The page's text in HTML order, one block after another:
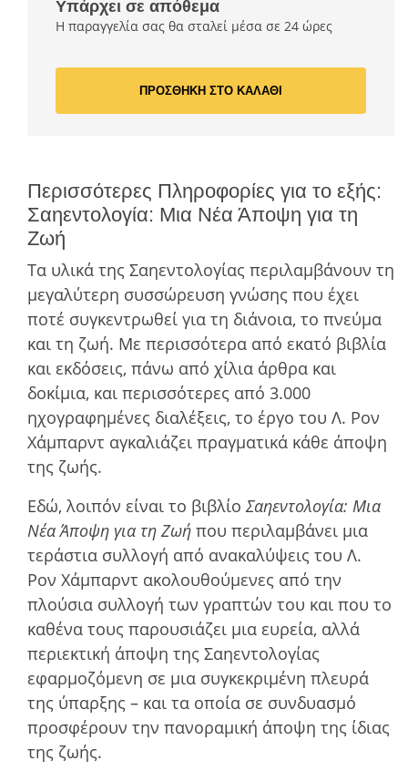
Υπάρχει σε απόθεμα
Η παραγγελία σας θα σταλεί μέσα σε 24 ώρες
ΠΡΟΣΘΗΚΗ ΣΤΟ ΚΑΛΑΘΙ
Περισσότερες Πληροφορίες για το εξής:
Σαηεντολογία: Μια Νέα Άποψη για τη
Ζωή
Τα υλικά της Σαηεντολογίας περιλαµβάνουν τη
µεγαλύτερη συσσώρευση γνώσης που έχει
ποτέ συγκεντρωθεί για τη διάνοια, το πνεύµα
και τη ζωή. Με περισσότερα από εκατό βιβλία
και εκδόσεις, πάνω από χίλια άρθρα και
δοκίµια, και περισσότερες από 3.000
ηχογραφηµένες διαλέξεις, το έργο του Λ. Ρον
Χάµπαρντ αγκαλιάζει πραγµατικά κάθε άποψη
της ζωής.
Εδώ, λοιπόν είναι το βιβλίοΣαηεντολογία: Μια
Νέα Άποψη για τη Ζωή που περιλαμβάνει μια
τεράστια συλλογή από ανακαλύψεις του Λ.
Ρον Χάμπαρντ ακολουθούμενες από την
πλούσια συλλογή των γραπτών του και που το
καθένα τους παρουσιάζει μια ευρεία, αλλά
περιεκτική άποψη της Σαηεντολογίας
εφαρμοζόμενη σε μια συγκεκριμένη πλευρά
της ύπαρξης – και τα οποία σε συνδυασμό
προσφέρουν την πανοραμική άποψη της ίδιας
της ζωής.